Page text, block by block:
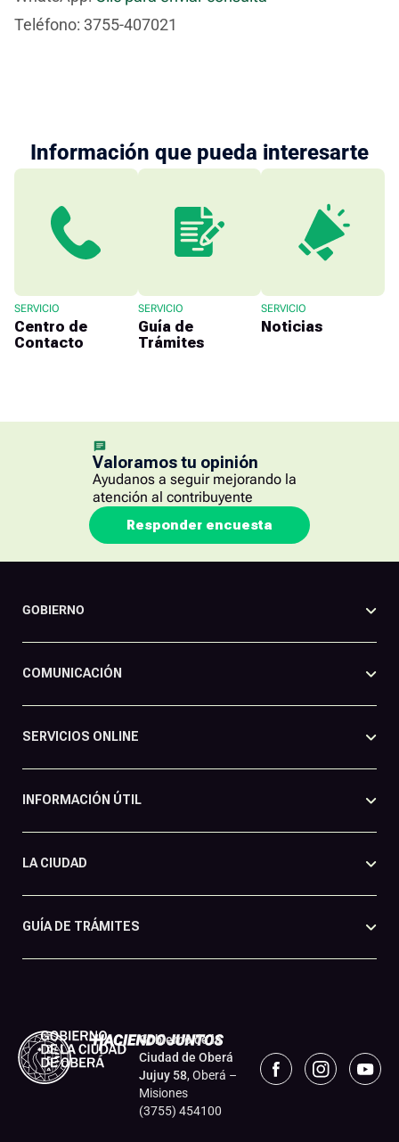
Teléfono: 3755-407021
Información que pueda interesarte
SERVICIO
Centro de
Contacto
SERVICIO
Guía de
Trámites
SERVICIO
Noticias
Valoramos tu opinión
Ayudanos a seguir mejorando la
atención al contribuyente
Responder encuesta
GOBIERNO
COMUNICACIÓN
SERVICIOS ONLINE
INFORMACIÓN ÚTIL
LA CIUDAD
GUÍA DE TRÁMITES
Gobierno de la
Ciudad de Oberá
Jujuy 58, Oberá –
Misiones
(3755) 454100